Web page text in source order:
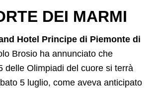
DEI MARMI
Hotel Principe di Piemonte di
Brosio ha annunciato che
delle Olimpiadi del cuore si terrà
5 luglio, come aveva anticipato